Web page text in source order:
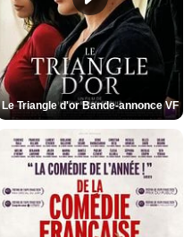
Le Triangle d'or Bande-annonce VF